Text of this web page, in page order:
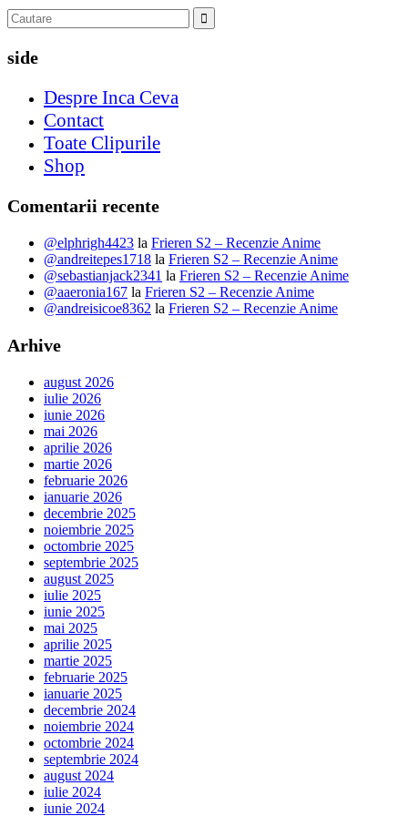
side
Despre Inca Ceva
Contact
Toate Clipurile
Shop
Comentarii recente
@elphrigh4423 la Frieren S2 – Recenzie Anime
@andreitepes1718 la Frieren S2 – Recenzie Anime
@sebastianjack2341 la Frieren S2 – Recenzie Anime
@aaeronia167 la Frieren S2 – Recenzie Anime
@andreisicoe8362 la Frieren S2 – Recenzie Anime
Arhive
august 2026
iulie 2026
iunie 2026
mai 2026
aprilie 2026
martie 2026
februarie 2026
ianuarie 2026
decembrie 2025
noiembrie 2025
octombrie 2025
septembrie 2025
august 2025
iulie 2025
iunie 2025
mai 2025
aprilie 2025
martie 2025
februarie 2025
ianuarie 2025
decembrie 2024
noiembrie 2024
octombrie 2024
septembrie 2024
august 2024
iulie 2024
iunie 2024